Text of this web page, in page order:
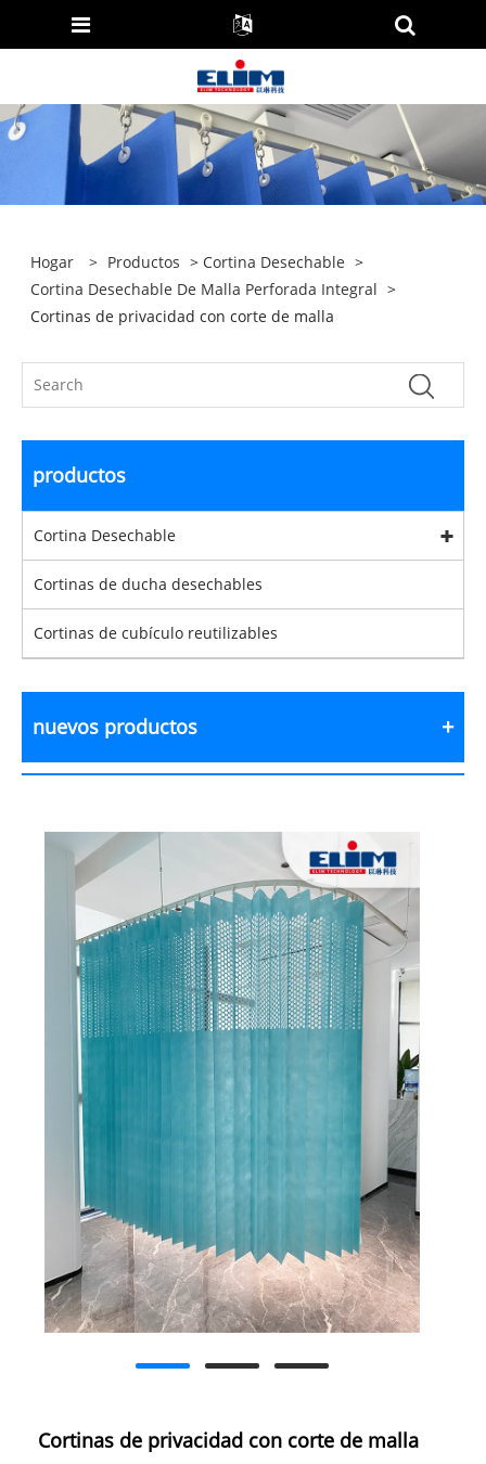
Hogar > Productos > Cortina Desechable >
Cortina Desechable De Malla Perforada Integral >
Cortinas de privacidad con corte de malla
productos
Cortina Desechable
Cortinas de ducha desechables
Cortinas de cubículo reutilizables
nuevos productos
Cortinas de privacidad con corte de malla